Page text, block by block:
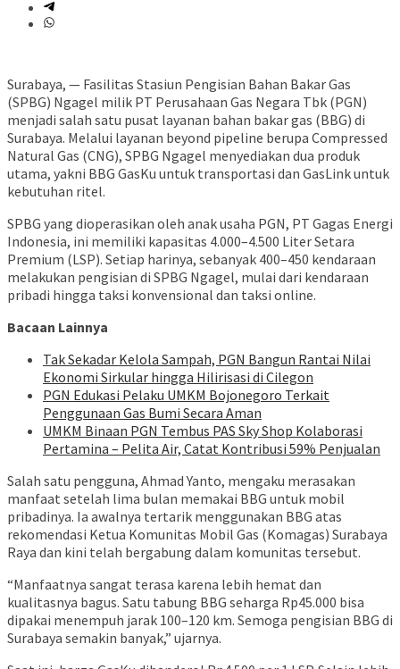
Surabaya, — Fasilitas Stasiun Pengisian Bahan Bakar Gas
(SPBG) Ngagel milik PT Perusahaan Gas Negara Tbk (PGN)
menjadi salah satu pusat layanan bahan bakar gas (BBG) di
Surabaya. Melalui layanan beyond pipeline berupa Compressed
Natural Gas (CNG), SPBG Ngagel menyediakan dua produk
utama, yakni BBG GasKu untuk transportasi dan GasLink untuk
kebutuhan ritel.
SPBG yang dioperasikan oleh anak usaha PGN, PT Gagas Energi
Indonesia, ini memiliki kapasitas 4.000–4.500 Liter Setara
Premium (LSP). Setiap harinya, sebanyak 400–450 kendaraan
melakukan pengisian di SPBG Ngagel, mulai dari kendaraan
pribadi hingga taksi konvensional dan taksi online.
Bacaan Lainnya
Tak Sekadar Kelola Sampah, PGN Bangun Rantai Nilai
Ekonomi Sirkular hingga Hilirisasi di Cilegon
PGN Edukasi Pelaku UMKM Bojonegoro Terkait
Penggunaan Gas Bumi Secara Aman
UMKM Binaan PGN Tembus PAS Sky Shop Kolaborasi
Pertamina – Pelita Air, Catat Kontribusi 59% Penjualan
Salah satu pengguna, Ahmad Yanto, mengaku merasakan
manfaat setelah lima bulan memakai BBG untuk mobil
pribadinya. Ia awalnya tertarik menggunakan BBG atas
rekomendasi Ketua Komunitas Mobil Gas (Komagas) Surabaya
Raya dan kini telah bergabung dalam komunitas tersebut.
“Manfaatnya sangat terasa karena lebih hemat dan
kualitasnya bagus. Satu tabung BBG seharga Rp45.000 bisa
dipakai menempuh jarak 100–120 km. Semoga pengisian BBG di
Surabaya semakin banyak,” ujarnya.